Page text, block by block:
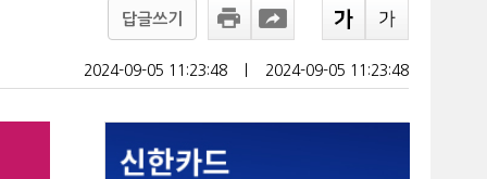
답글쓰기
2024-09-05 11:23:48 2024-09-05 11:23:48